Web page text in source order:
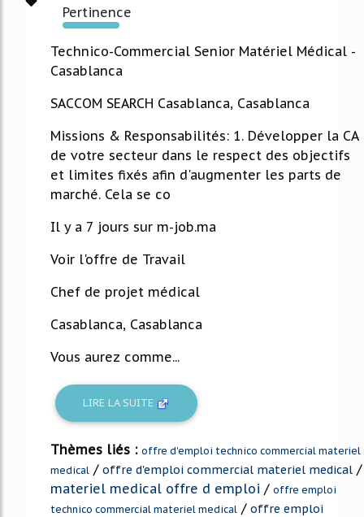
Pertinence
676%
Technico-Commercial Senior Matériel Médical -
Casablanca
SACCOM SEARCH Casablanca, Casablanca
Missions & Responsabilités: 1. Développer la CA
de votre secteur dans le respect des objectifs
et limites fixés afin d'augmenter les parts de
marché. Cela se co
Il y a 7 jours sur m-job.ma
Voir l'offre de Travail
Chef de projet médical
Casablanca, Casablanca
Vous aurez comme...
LIRE LA SUITE
Thèmes liés : offre d'emploi technico commercial materiel
medical / offre d'emploi commercial materiel medical /
materiel medical offre d emploi / offre emploi
technico commercial materiel medical / offre emploi